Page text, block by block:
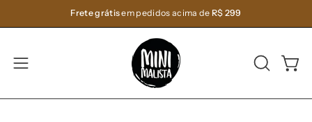
para
conteúdo
Frete grátisem pedidos acima de R$ 299
Abra
ABRA